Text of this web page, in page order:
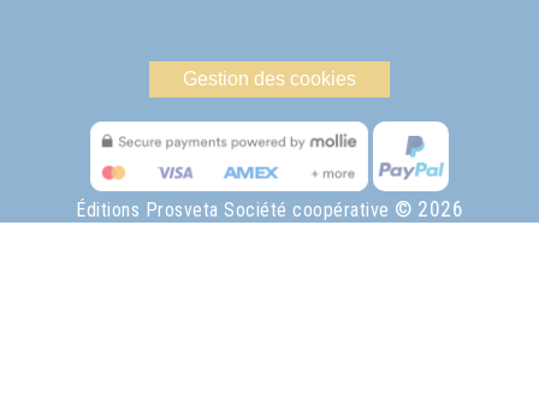
Gestion des cookies
Éditions Prosveta Société coopérative © 2026